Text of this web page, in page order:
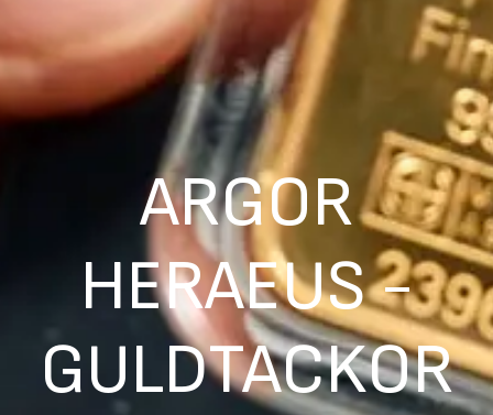
ARGOR
HERAEUS -
GULDTACKOR